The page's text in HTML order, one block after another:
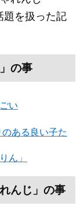
題を扱った記
の事
い
ある良い子た
ん」
んじ」の事